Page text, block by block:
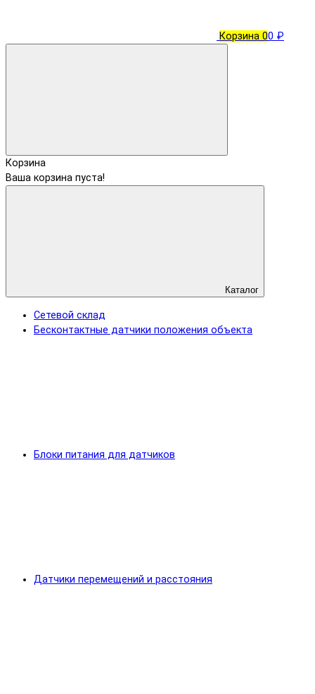
Корзина 00 ₽
Корзина
Ваша корзина пуста!
Каталог
Сетевой склад
Бесконтактные датчики положения объекта
Блоки питания для датчиков
Датчики перемещений и расстояния